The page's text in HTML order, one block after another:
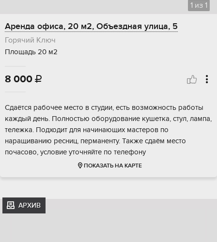
1 из 1
Аренда офиса, 20 м2, Объездная улица, 5
Горячий Ключ
Площадь 20 м2
8 000 
Сдаётся рабочее место в студии, есть возможность работы
каждый день. Полностью оборудование кушетка, стул, лампа,
тележка. Подходит для начинающих мастеров по
наращиванию ресниц, перманенту. Также сдаём место
почасово, условие уточняйте по телефону
ПОКАЗАТЬ НА КАРТЕ
АРХИВ